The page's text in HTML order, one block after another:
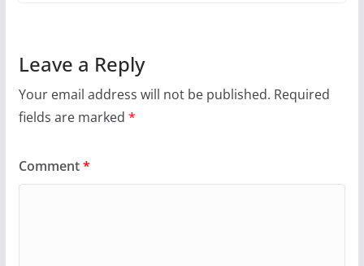
Leave a Reply
Your email address will not be published. Required
fields are marked *
Comment*